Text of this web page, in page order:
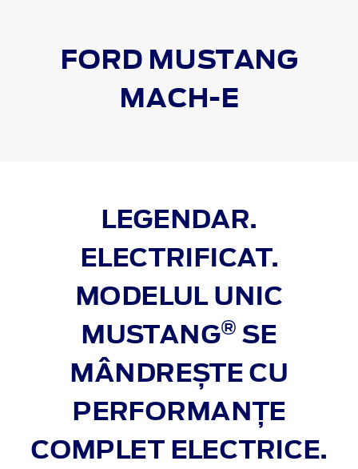
FORD MUSTANG
MACH-E
LEGENDAR.
ELECTRIFICAT.
MODELUL UNIC
MUSTANG® SE
MÂNDREȘTE CU
PERFORMANȚE
COMPLET ELECTRICE.